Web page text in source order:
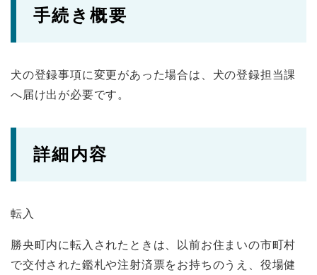
手続き概要
犬の登録事項に変更があった場合は、犬の登録担当課
へ届け出が必要です。
詳細内容
転入
勝央町内に転入されたときは、以前お住まいの市町村
で交付された鑑札や注射済票をお持ちのうえ、役場健